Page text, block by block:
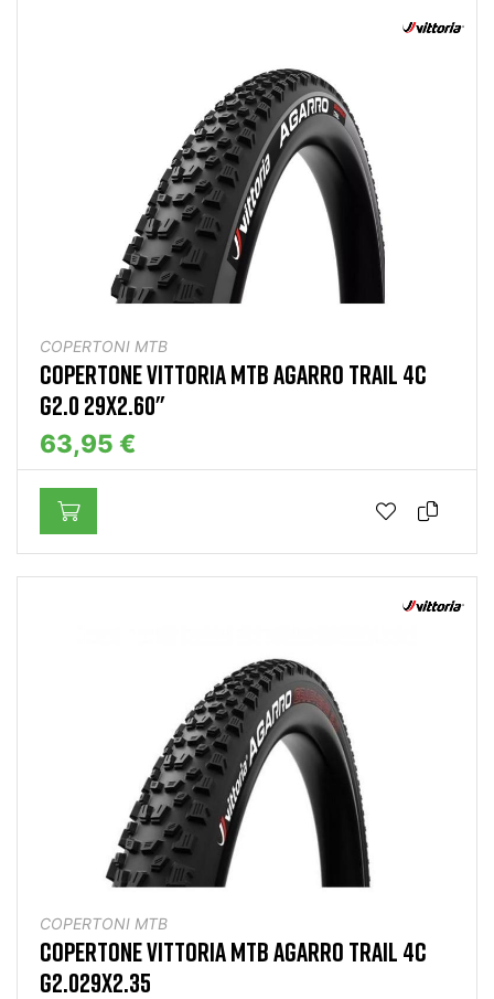
COPERTONI MTB
COPERTONE VITTORIA MTB AGARRO TRAIL 4C
G2.0 29X2.60"
63,95 €
COPERTONI MTB
COPERTONE VITTORIA MTB AGARRO TRAIL 4C
G2.029X2.35